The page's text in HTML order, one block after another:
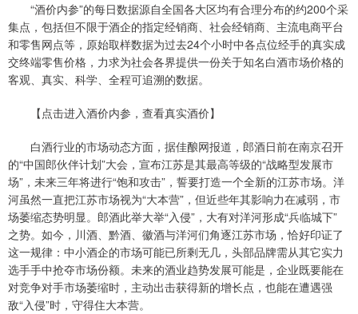
“酒价内参”的每日数据源自全国各大区均有合理分布的约200个采
集点，包括但不限于酒企的指定经销商、社会经销商、主流电商平台
和零售网点等，原始取样数据为过去24个小时中各点位经手的真实成
交终端零售价格，力求为社会各界提供一份关于知名白酒市场价格的
客观、真实、科学、全程可追溯的数据。
【点击进入酒价内参，查看真实酒价】
白酒行业的市场动态方面，据佳酿网报道，郎酒日前在南京召开
的“中国郎伙伴计划”大会，宣布江苏是其最高等级的“战略型发展市
场”，未来三年将进行“饱和攻击”，誓要打造一个全新的江苏市场。洋
河虽然一直把江苏市场视为“大本营”，但近些年其影响力在减弱，市
场萎缩态势明显。郎酒此举大举“入侵”，大有对洋河形成“兵临城下”
之势。如今，川酒、黔酒、徽酒与洋河们角逐江苏市场，恰好印证了
这一规律：中小酒企的市场可能已所剩无几，头部品牌需从其它实力
选手手中抢夺市场份额。未来的酒业趋势发展可能是，企业既要能在
对竞争对手市场萎缩时，主动出击获得新的增长点，也能在遭遇强
敌“入侵”时，守得住大本营。